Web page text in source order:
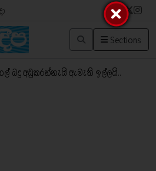
Sections
බදු අඩුකරන්නැයි ඇමැති ඉල්ලයි..